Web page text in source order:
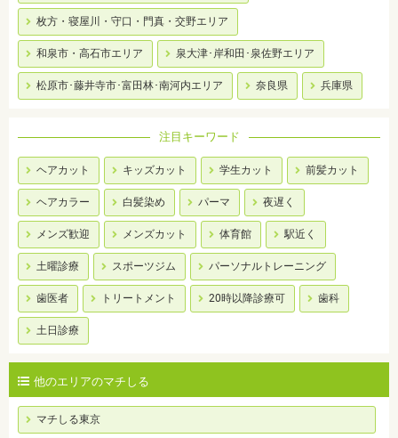
枚方・寝屋川・守口・門真・交野エリア
和泉市・高石市エリア 泉大津･岸和田･泉佐野エリア
松原市･藤井寺市･富田林･南河内エリア 奈良県 兵庫県
注目キーワード
ヘアカット キッズカット 学生カット 前髪カット
ヘアカラー 白髪染め パーマ 夜遅く
メンズ歓迎 メンズカット 体育館 駅近く
土曜診療 スポーツジム パーソナルトレーニング
歯医者 トリートメント 20時以降診療可 歯科
土日診療
他のエリアのマチしる
マチしる東京